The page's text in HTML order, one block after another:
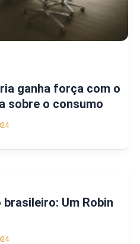
ganha força com o
sobre o consumo
Um Robin